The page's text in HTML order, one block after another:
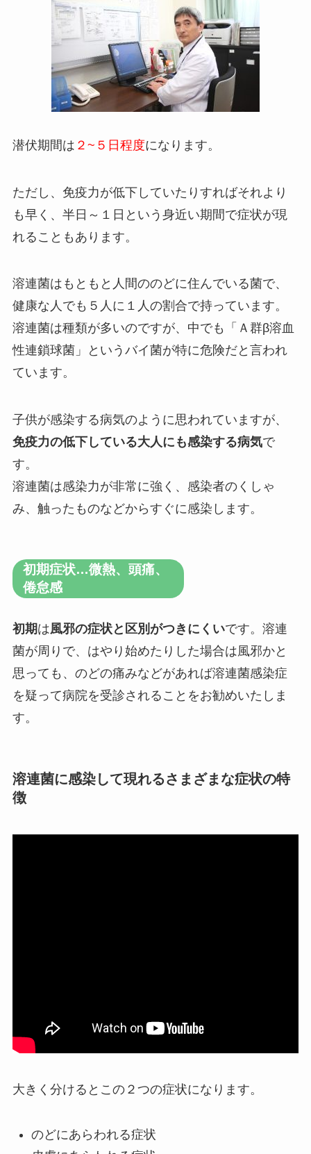
潜伏期間は ２~５日程度になります。
ただし、免疫力が低下していたりすればそれより
も早く、半日～１日という身近い期間で症状が現
れることもあります。
溶連菌はもともと人間ののどに住んでいる菌で、
健康な人でも５人に１人の割合で持っています。
溶連菌は種類が多いのですが、中でも「Ａ群β溶血
性連鎖球菌」というバイ菌が特に危険だと言われ
ています。
子供が感染する病気のように思われていますが、
免疫力の低下している大人にも感染する病気で
す。
溶連菌は感染力が非常に強く、感染者のくしゃ
み、触ったものなどからすぐに感染します。
初期症状…微熱、頭痛、
倦怠感
初期は風邪の症状と区別がつきにくいです。溶連
菌が周りで、はやり始めたりした場合は風邪かと
思っても、のどの痛みなどがあれば溶連菌感染症
を疑って病院を受診されることをお勧めいたしま
す。
溶連菌に感染して現れるさまざまな症状の特
徴
大きく分けるとこの２つの症状になります。
のどにあらわれる症状